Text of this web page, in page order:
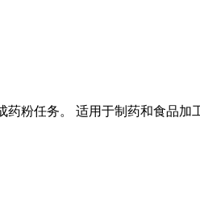
粉任务。 适用于制药和食品加